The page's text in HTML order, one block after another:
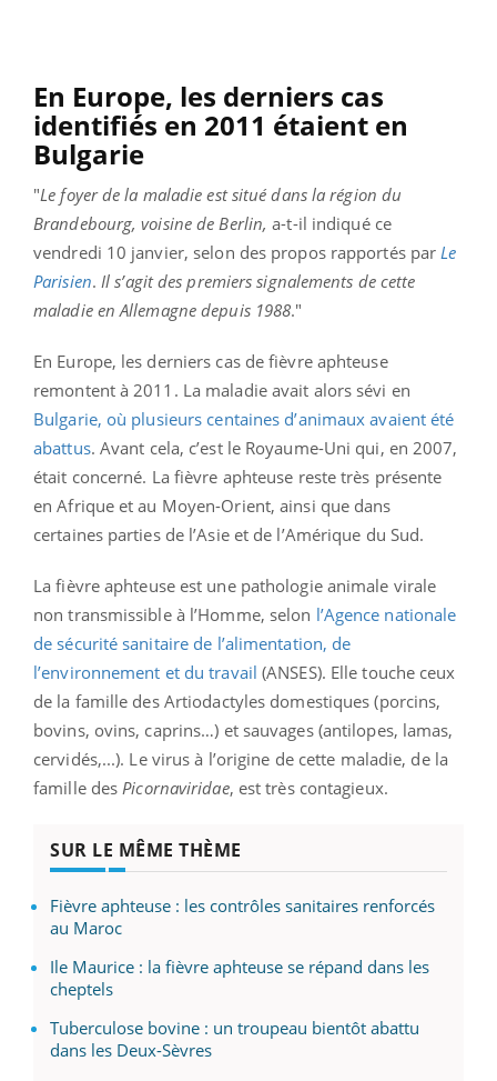
En Europe, les derniers cas
identifiés en 2011 étaient en
Bulgarie
"Le foyer de la maladie est situé dans la région du
Brandebourg, voisine de Berlin, a-t-il indiqué ce
vendredi 10 janvier, selon des propos rapportés parLe
Parisien. Il s’agit des premiers signalements de cette
maladie en Allemagne depuis 1988."
En Europe, les derniers cas de fièvre aphteuse
remontent à 2011. La maladie avait alors sévi en
Bulgarie, où plusieurs centaines d’animaux avaient été
abattus. Avant cela, c’est le Royaume-Uni qui, en 2007,
était concerné. La fièvre aphteuse reste très présente
en Afrique et au Moyen-Orient, ainsi que dans
certaines parties de l’Asie et de l’Amérique du Sud.
La fièvre aphteuse est une pathologie animale virale
non transmissible à l’Homme, selon l’Agence nationale
de sécurité sanitaire de l’alimentation, de
l’environnement et du travail(ANSES). Elle touche ceux
de la famille des Artiodactyles domestiques (porcins,
bovins, ovins, caprins…) et sauvages (antilopes, lamas,
cervidés,...). Le virus à l’origine de cette maladie, de la
famille desPicornaviridae, est très contagieux.
SUR LE MÊME THÈME
Fièvre aphteuse : les contrôles sanitaires renforcés
au Maroc
Ile Maurice : la fièvre aphteuse se répand dans les
cheptels
Tuberculose bovine : un troupeau bientôt abattu
dans les Deux-Sèvres